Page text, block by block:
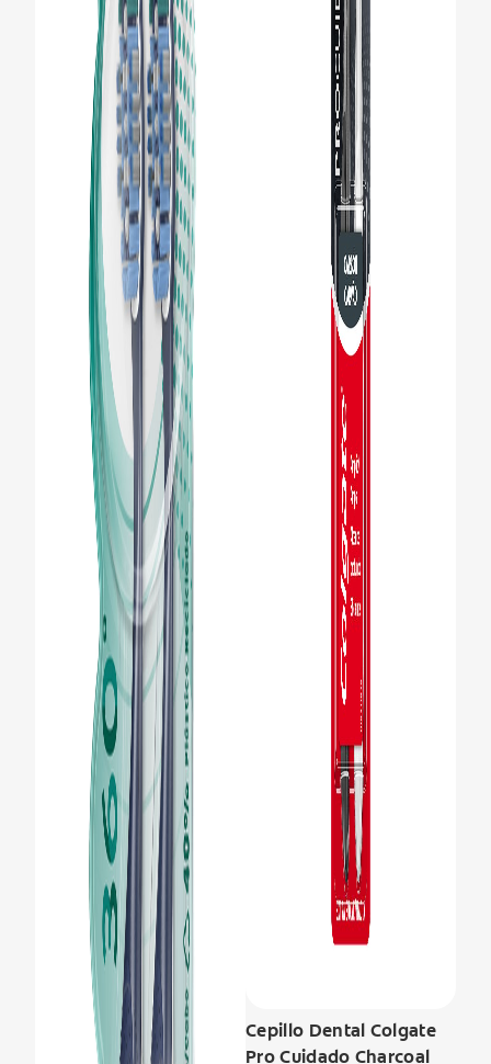
Cepillo Dental Colgate
Pro Cuidado Charcoal